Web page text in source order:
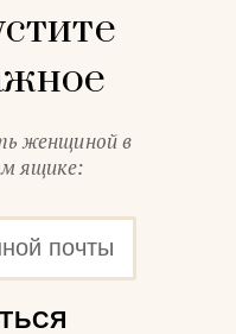
женщиной в
ящике: